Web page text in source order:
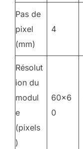
Pas de
pixel
(mm)
4
Résolut
ion du
modul
e
(pixels
)
60×6
0